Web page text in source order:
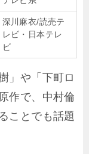
深川麻衣/読売テ
レビ・日本テレ
ビ
」や「下町ロ
作で、中村倫
ことでも話題